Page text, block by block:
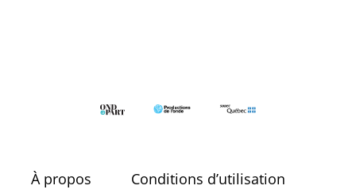
À propos
Conditions d’utilisation